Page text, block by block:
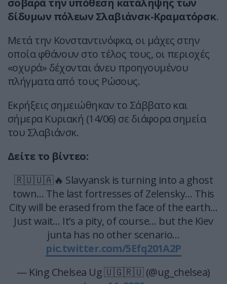
σοβαρά την υπόθεση κατάληψης των
δίδυμων πόλεων Σλαβιάνσκ-Κραματόρσκ.
Μετά την Κονσταντινόφκα, οι μάχες στην
οποία φθάνουν στο τέλος τους, οι περιοχές
«οχυρά» δέχονται άνευ προηγουμένου
πλήγματα από τους Ρώσους.
Εκρήξεις σημειώθηκαν το Σάββατο και
σήμερα Κυριακή (14/06) σε διάφορα σημεία
του Σλαβιάνσκ.
Δείτε το βίντεο:
🇷🇺🇺🇦🔥 Slavyansk is turning into a ghost
town… The last fortresses of Zelensky… This
City will be erased from the face of the earth…
Just wait… It’s a pity, of course… but the Kiev
junta has no other scenario…
pic.twitter.com/5Efq201A2P
— King Chelsea Ug 🇺🇬🇷🇺 (@ug_chelsea)